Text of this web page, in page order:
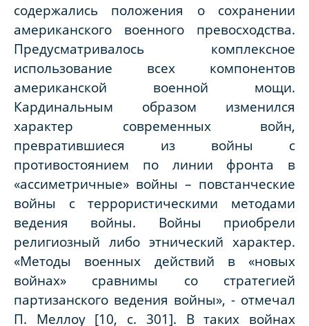
содержались положения о сохранении
американского военного превосходства.
Предусматривалось комплексное
использование всех компонентов
американской военной мощи.
Кардинальным образом изменился
характер современных войн,
превратившиеся из войны с
противостоянием по линии фронта в
«ассиметричные» войны – повстанческие
войны с террористическими методами
ведения войны. Войны приобрели
религиозный либо этнический характер.
«Методы военных действий в «новых
войнах» сравнимы со стратегией
партизанского ведения войны», - отмечал
П. Меллоу [10, с. 301]. В таких войнах